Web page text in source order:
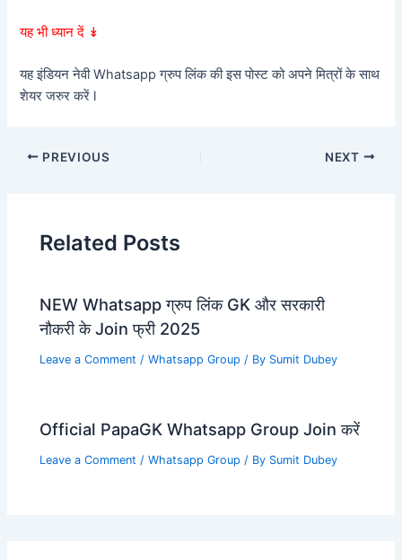
यह भी ध्यान दें ↡
यह इंडियन नेवी Whatsapp ग्रुप लिंक की इस पोस्ट को अपने मित्रों के साथ
शेयर जरुर करें l
PREVIOUS NEXT
Related Posts
NEW Whatsapp ग्रुप लिंक GK और सरकारी
नौकरी के Join फ्री 2025
Leave a Comment /Whatsapp Group / By Sumit Dubey
Official PapaGK Whatsapp Group Join करें
Leave a Comment /Whatsapp Group / By Sumit Dubey